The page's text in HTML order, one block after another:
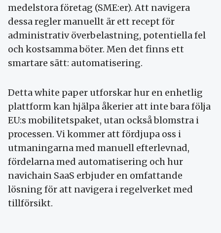
medelstora företag (SME:er). Att navigera
dessa regler manuellt är ett recept för
administrativ överbelastning, potentiella fel
och kostsamma böter. Men det finns ett
smartare sätt: automatisering.
Detta white paper utforskar hur en enhetlig
plattform kan hjälpa åkerier att inte bara följa
EU:s mobilitetspaket, utan också blomstra i
processen. Vi kommer att fördjupa oss i
utmaningarna med manuell efterlevnad,
fördelarna med automatisering och hur
navichain SaaS erbjuder en omfattande
lösning för att navigera i regelverket med
tillförsikt.